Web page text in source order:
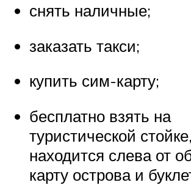
снять наличные;
заказать такси;
купить сим-карту;
бесплатно взять на
туристической
находится слева от
карту острова и